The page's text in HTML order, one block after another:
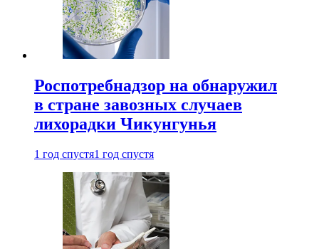
Роспотребнадзор на обнаружил
в стране завозных случаев
лихорадки Чикунгунья
1 год спустя1 год спустя